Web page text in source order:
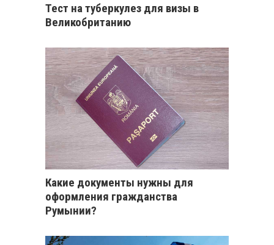
Тест на туберкулез для визы в
Великобританию
Какие документы нужны для
оформления гражданства
Румынии?